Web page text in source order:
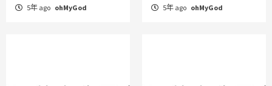
5年 ago ohMyGod 5年 ago ohMyGod